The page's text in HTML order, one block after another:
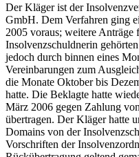
Der Kläger ist der
GmbH. Dem Verfahren ging
2005 voraus; weitere
Insolvenzschuldnerin
jedoch durch binnen eines
Vereinbarungen zum
die Monate Oktober bis
hatte. Die Beklagte hatte
März 2006 gegen Zahlung
übertragen. Der Kläger hatte
Domains von der
Vorschriften der